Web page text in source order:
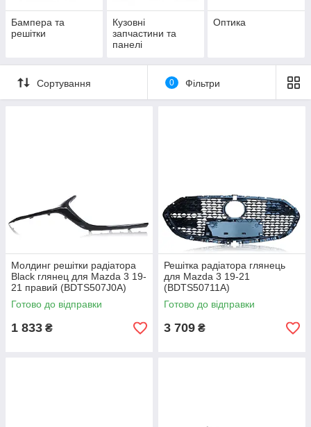
Бампера та
решітки
Кузовні
запчастини та
панелі
Оптика
Сортування 0 Фільтри
Молдинг решітки радіатора
Black глянец для Mazda 3 19-
21 правий (BDTS507J0A)
Готово до відправки
1 833 ₴
Решітка радіатора глянець
для Mazda 3 19-21
(BDTS50711A)
Готово до відправки
3 709 ₴